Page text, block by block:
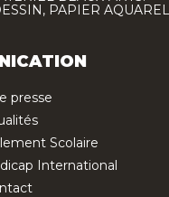
PAPIER
presse
Scolaire
International